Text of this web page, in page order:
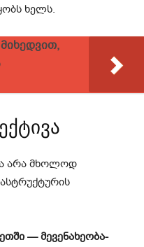
ხელს.
არა მხოლოდ
— მევენახეობა-